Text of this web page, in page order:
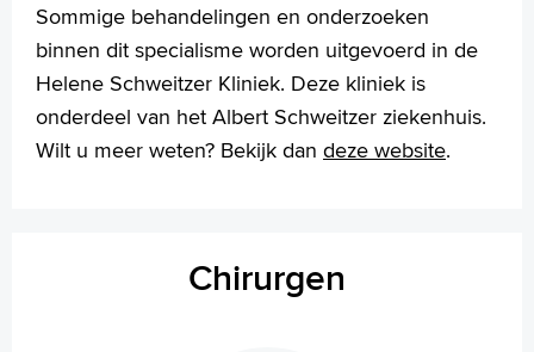
Tekstgrootte A+
Voorleesfunctie
Language
Zoeken
Sommige behandelingen en onderzoeken
binnen dit specialisme worden uitgevoerd in de
Helene Schweitzer Kliniek. Deze kliniek is
onderdeel van het Albert Schweitzer ziekenhuis.
Wilt u meer weten? Bekijk dan deze website.
Chirurgen